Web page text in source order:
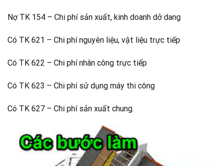
Nợ TK 154 – Chi phí sản xuất, kinh doanh dở dang
Có TK 621 – Chi phí nguyên liệu, vật liệu trực tiếp
Có TK 622 – Chi phí nhân công trực tiếp
Có TK 623 – Chi phí sử dụng máy thi công
Có TK 627 – Chi phí sản xuất chung.